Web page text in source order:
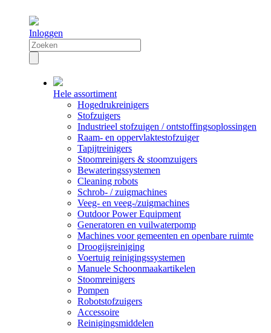
Inloggen
Hele assortiment
Hogedrukreinigers
Stofzuigers
Industrieel stofzuigen / ontstoffingsoplossingen
Raam- en oppervlaktestofzuiger
Tapijtreinigers
Stoomreinigers & stoomzuigers
Bewateringssystemen
Cleaning robots
Schrob- / zuigmachines
Veeg- en veeg-/zuigmachines
Outdoor Power Equipment
Generatoren en vuilwaterpomp
Machines voor gemeenten en openbare ruimte
Droogijsreiniging
Voertuig reinigingssystemen
Manuele Schoonmaakartikelen
Stoomreinigers
Pompen
Robotstofzuigers
Accessoire
Reinigingsmiddelen